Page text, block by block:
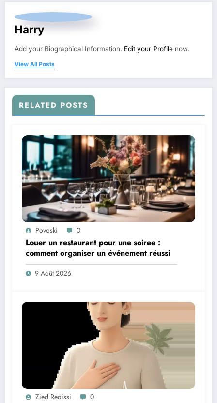
Harry
Add your Biographical Information. Edit your Profile now.
View All Posts
RELATED POSTS
Povoski 0
Louer un restaurant pour une soiree :
comment organiser un événement réussi
9 Août 2026
Zied Redissi 0